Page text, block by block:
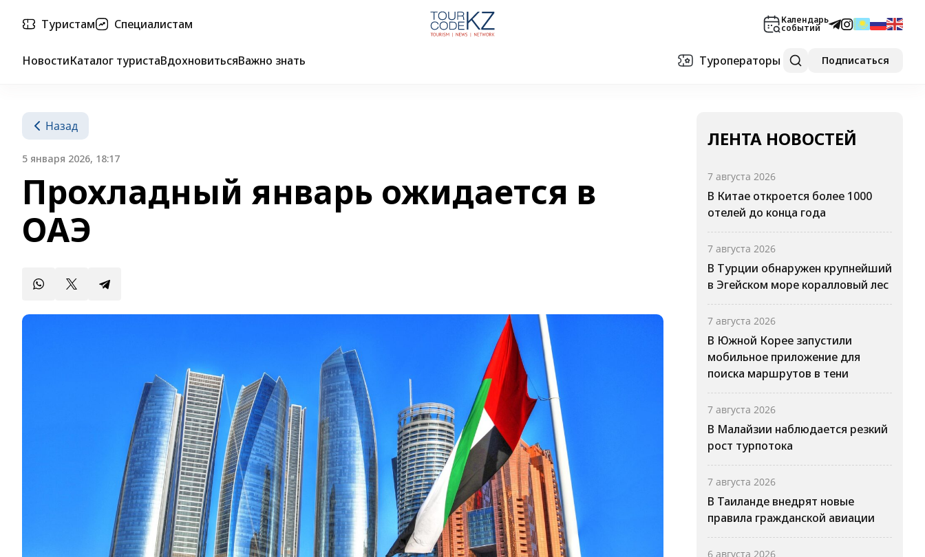
Туристам Специалистам Календарь
событий
НовостиКаталог туристаВдохновитьсяВажно знать Туроператоры Подписаться
Назад
5 января 2026, 18:17
Прохладный январь ожидается в
ОАЭ
ЛЕНТА НОВОСТЕЙ
7 августа 2026
В Китае откроется более 1000
отелей до конца года
7 августа 2026
В Турции обнаружен крупнейший
в Эгейском море коралловый лес
7 августа 2026
В Южной Корее запустили
мобильное приложение для
поиска маршрутов в тени
7 августа 2026
В Малайзии наблюдается резкий
рост турпотока
7 августа 2026
В Таиланде внедрят новые
правила гражданской авиации
6 августа 2026